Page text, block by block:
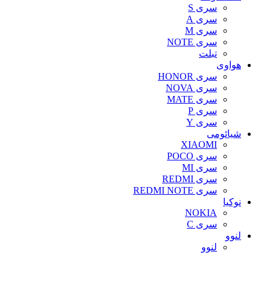
سری S
سری A
سری M
سری NOTE
تبلت
هواوی
سری HONOR
سری NOVA
سری MATE
سری P
سری Y
شیائومی
XIAOMI
سری POCO
سری MI
سری REDMI
سری REDMI NOTE
نوکیا
NOKIA
سری C
لنوو
لنوو